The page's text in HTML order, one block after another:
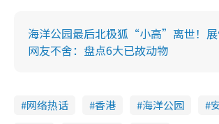
海洋公园最后北极狐“小高”离世！
网友不舍：盘点6大已故动物
网络热话 香港 海洋公园